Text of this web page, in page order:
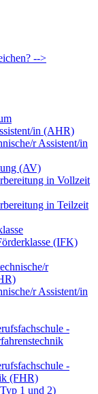
-->
in (AHR)
r Assistent/in
(AV)
in Vollzeit
in Teilzeit
(IFK)
r
r Assistent/in
-
-
(FHR)
1 und 2)